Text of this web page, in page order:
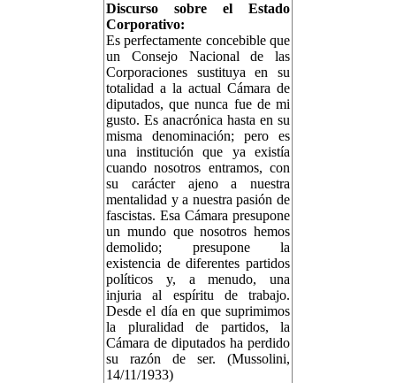
Discurso sobre el Estado
Corporativo:
Es perfectamente concebible que
un Consejo Nacional de las
Corporaciones sustituya en su
totalidad a la actual Cámara de
diputados, que nunca fue de mi
gusto. Es anacrónica hasta en su
misma denominación; pero es
una institución que ya existía
cuando nosotros entramos, con
su carácter ajeno a nuestra
mentalidad y a nuestra pasión de
fascistas. Esa Cámara presupone
un mundo que nosotros hemos
demolido; presupone la
existencia de diferentes partidos
políticos y, a menudo, una
injuria al espíritu de trabajo.
Desde el día en que suprimimos
la pluralidad de partidos, la
Cámara de diputados ha perdido
su razón de ser. (Mussolini,
14/11/1933)